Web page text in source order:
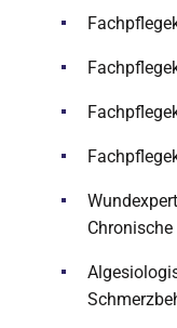
Chronische